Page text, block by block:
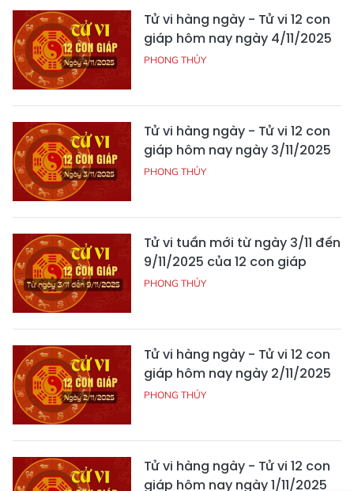
Tử vi hàng ngày - Tử vi 12 con
giáp hôm nay ngày 4/11/2025
PHONG THỦY
Tử vi hàng ngày - Tử vi 12 con
giáp hôm nay ngày 3/11/2025
PHONG THỦY
Tử vi tuần mới từ ngày 3/11 đến
9/11/2025 của 12 con giáp
PHONG THỦY
Tử vi hàng ngày - Tử vi 12 con
giáp hôm nay ngày 2/11/2025
PHONG THỦY
Tử vi hàng ngày - Tử vi 12 con
giáp hôm nay ngày 1/11/2025